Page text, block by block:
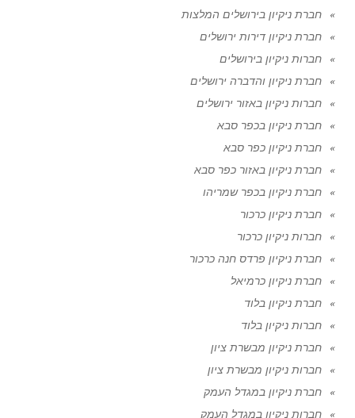
חברת ניקיון בירושלים המלצות
חברת ניקיון דירות ירושלים
חברות ניקיון בירושלים
חברת ניקיון והדברה ירושלים
חברות ניקיון באזור ירושלים
חברת ניקיון בכפר סבא
חברת ניקיון כפר סבא
חברת ניקיון באזור כפר סבא
חברת ניקיון בכפר שמריהו
חברת ניקיון כרכור
חברות ניקיון כרכור
חברת ניקיון פרדס חנה כרכור
חברת ניקיון כרמיאל
חברת ניקיון בלוד
חברות ניקיון בלוד
חברת ניקיון מבשרת ציון
חברות ניקיון מבשרת ציון
חברת ניקיון במגדל העמק
חברות ניקיון במגדל העמק